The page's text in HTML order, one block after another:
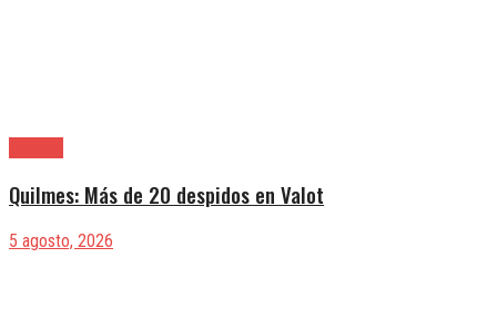
Quilmes: Más de 20 despidos en Valot
5 agosto, 2026